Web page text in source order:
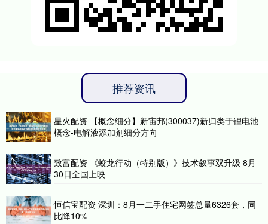
推荐资讯
星火配资 【概念细分】新宙邦(300037)新归类于锂电池
概念-电解液添加剂细分方向
致富配资 《蛟龙行动（特别版）》技术叙事双升级 8月
30日全国上映
恒信宝配资 深圳：8月一二手住宅网签总量6326套，同
比降10%